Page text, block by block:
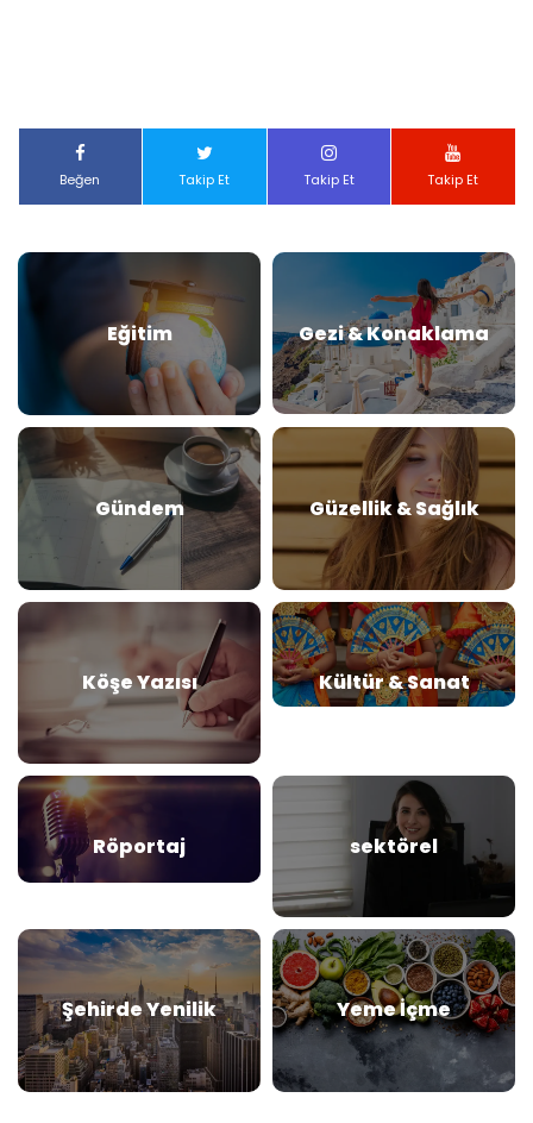
Beğen Takip Et Takip Et Takip Et
Eğitim Gezi & Konaklama
Gündem Güzellik & Sağlık
Köşe Yazısı Kültür & Sanat
Röportaj sektörel
Şehirde Yenilik Yeme İçme